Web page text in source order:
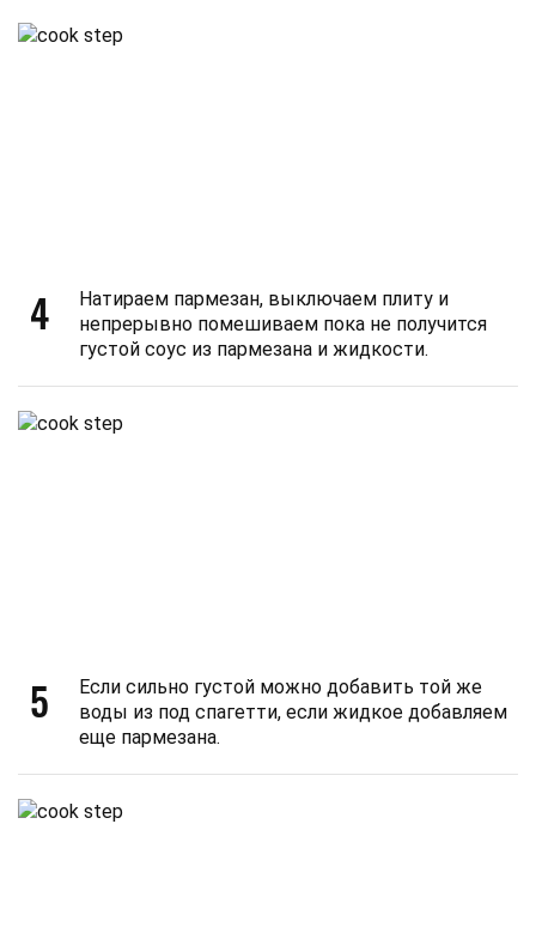
4
Натираем пармезан, выключаем плиту и
непрерывно помешиваем пока не получится
густой соус из пармезана и жидкости.
5
Если сильно густой можно добавить той же
воды из под спагетти, если жидкое добавляем
еще пармезана.